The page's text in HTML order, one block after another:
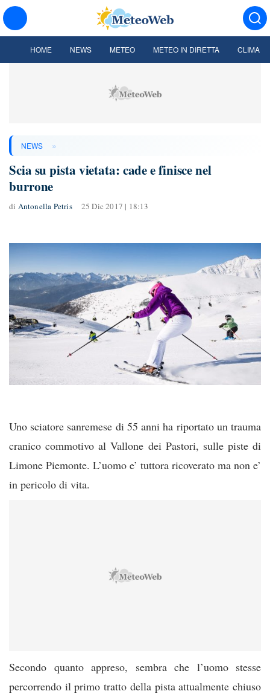
HOME NEWS METEO METEO IN DIRETTA CLIMA
NEWS »
Scia su pista vietata: cade e finisce nel
burrone
di Antonella Petris 25 Dic 2017 | 18:13
Uno sciatore sanremese di 55 anni ha riportato un trauma
cranico commotivo al Vallone dei Pastori, sulle piste di
Limone Piemonte. L’uomo e’ tuttora ricoverato ma non e’
in pericolo di vita.
Secondo quanto appreso, sembra che l’uomo stesse
percorrendo il primo tratto della pista attualmente chiuso